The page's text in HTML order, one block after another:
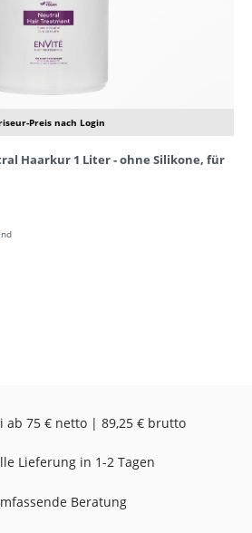
Preis nach Login
Haarkur 1 Liter - ohne Silikone, für
ab 75 € netto | 89,25 € brutto
Lieferung in 1-2 Tagen
Beratung